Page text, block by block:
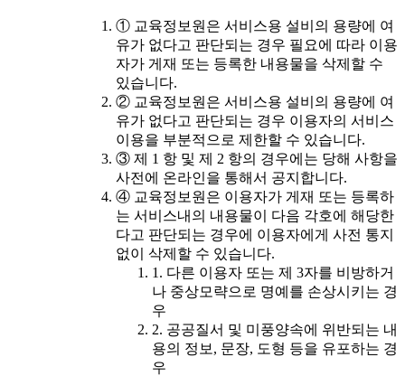
① 교육정보원은 서비스용 설비의 용량에 여
유가 없다고 판단되는 경우 필요에 따라 이용
자가 게재 또는 등록한 내용물을 삭제할 수
있습니다.
② 교육정보원은 서비스용 설비의 용량에 여
유가 없다고 판단되는 경우 이용자의 서비스
이용을 부분적으로 제한할 수 있습니다.
③ 제 1 항 및 제 2 항의 경우에는 당해 사항을
사전에 온라인을 통해서 공지합니다.
④ 교육정보원은 이용자가 게재 또는 등록하
는 서비스내의 내용물이 다음 각호에 해당한
다고 판단되는 경우에 이용자에게 사전 통지
없이 삭제할 수 있습니다.
1. 다른 이용자 또는 제 3자를 비방하거
나 중상모략으로 명예를 손상시키는 경
우
2. 공공질서 및 미풍양속에 위반되는 내
용의 정보, 문장, 도형 등을 유포하는 경
우